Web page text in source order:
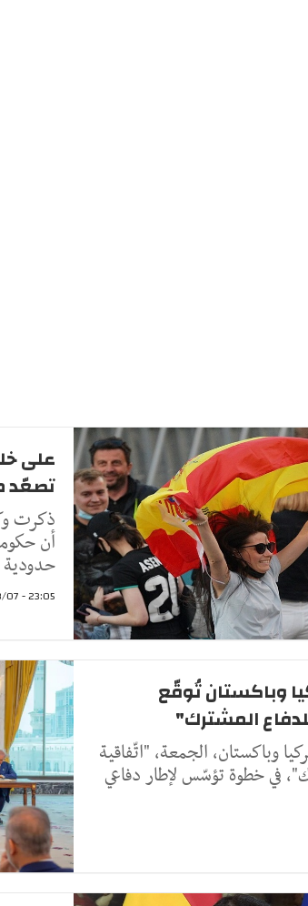
على
تصعّد
ذكرت
أن
حدودية
23:05 - 2026/08/07
وباكستان تُوقّع
المشترك"
وباكستان، الجمعة، "اتّفاقية
في خطوة تؤسّس لإطار دفاعي